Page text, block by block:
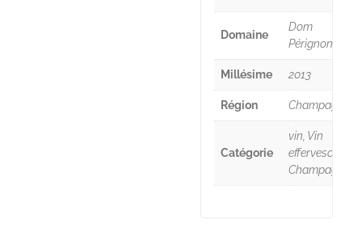
Domaine
Dom
Pérignon
Millésime 2013
Région Champagne
Catégorie
vin, Vin
effervescent,
Champagne